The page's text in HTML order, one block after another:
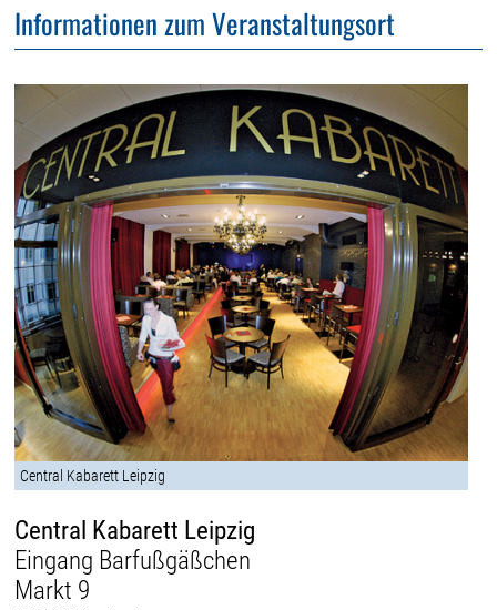
Informationen zum Veranstaltungsort
Central Kabarett Leipzig
Central Kabarett Leipzig
Eingang Barfußgäßchen
Markt 9